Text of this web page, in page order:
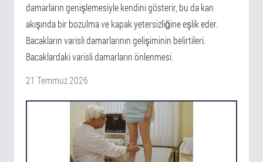
damarların genişlemesiyle kendini gösterir, bu da kan
akışında bir bozulma ve kapak yetersizliğine eşlik eder.
Bacakların varisli damarlarının gelişiminin belirtileri.
Bacaklardaki varisli damarların önlenmesi.
21 Temmuz 2026